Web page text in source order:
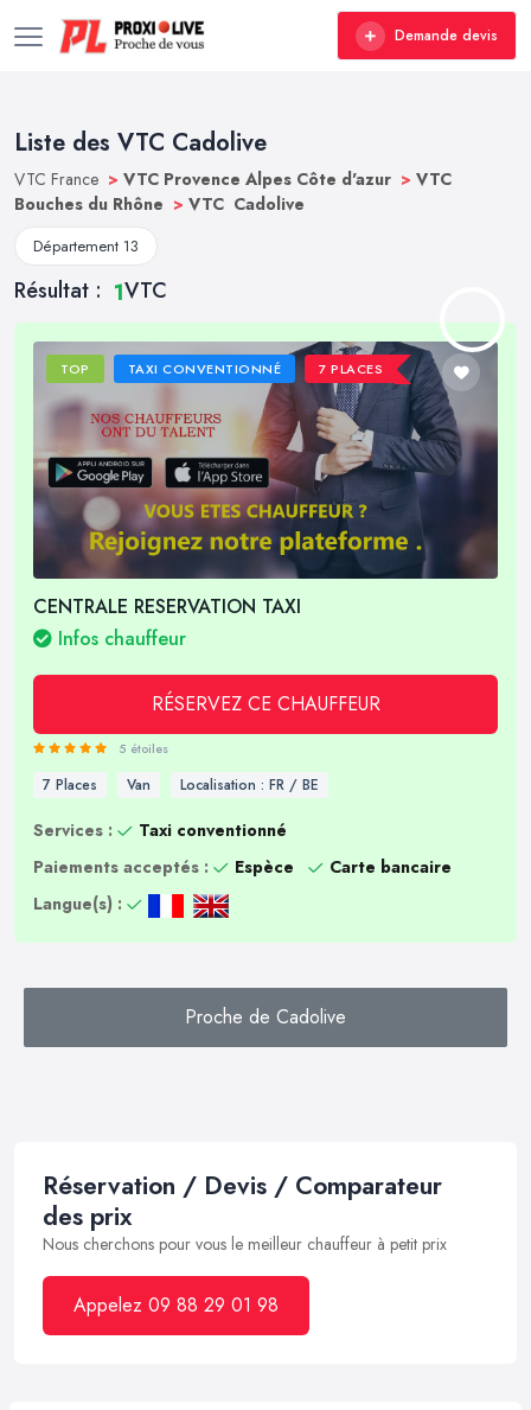
Demande devis
Liste des VTC Cadolive
VTC France > VTC Provence Alpes Côte d'azur > VTC
Bouches du Rhône > VTC Cadolive
Département 13
Résultat : 1VTC
TOP TAXI CONVENTIONNÉ 7 PLACES
CENTRALE RESERVATION TAXI
Infos chauffeur
RÉSERVEZ CE CHAUFFEUR
5 étoiles
7 Places Van Localisation : FR / BE
Services :
Taxi conventionné
Paiements acceptés :
Espèce
Carte bancaire
Langue(s) :
Proche de Cadolive
Réservation / Devis / Comparateur
des prix
Nous cherchons pour vous le meilleur chauffeur à petit prix
Appelez 09 88 29 01 98